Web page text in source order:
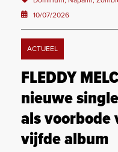
10/07/2026
ACTUEEL
FLEDDY
nieuwe
als voorbode
vijfde album